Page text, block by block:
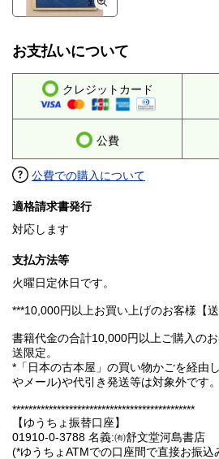
お支払いについて
クレジットカード
公費
公費での購入について
適格請求書発行
対応します
支払方法等
火曜日定休日です。
***10,000円以上お買い上げのお客様【
書籍代金の合計10,000円以上ご購入の
送限定。
*「日本の古本屋」の買い物かごを経由
やメール)や代引き発送等は対象外です。
*********************************************
【ゆうちょ振替口座】
01910-0-3788 名義:㈲舒文堂河島書店
(*ゆうちょATMでの口座間で直接お振込